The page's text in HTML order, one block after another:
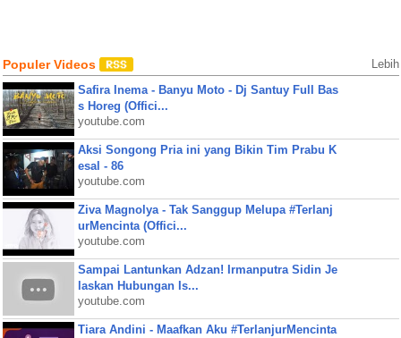
Populer Videos Lebih
Safira Inema - Banyu Moto - Dj Santuy Full Bas
s Horeg (Offici...
youtube.com
Aksi Songong Pria ini yang Bikin Tim Prabu K
esal - 86
youtube.com
Ziva Magnolya - Tak Sanggup Melupa #Terlanj
urMencinta (Offici...
youtube.com
Sampai Lantunkan Adzan! Irmanputra Sidin Je
laskan Hubungan Is...
youtube.com
Tiara Andini - Maafkan Aku #TerlanjurMencinta